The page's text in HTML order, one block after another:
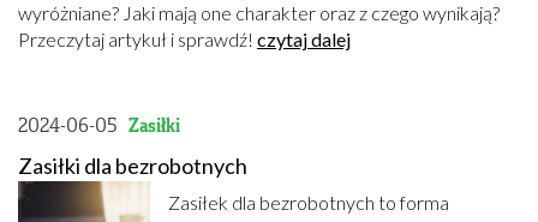
wyróżniane? Jaki mają one charakter oraz z czego wynikają?
Przeczytaj artykuł i sprawdź! czytaj dalej
2024-06-05 Zasiłki
Zasiłki dla bezrobotnych
Zasiłek dla bezrobotnych to forma